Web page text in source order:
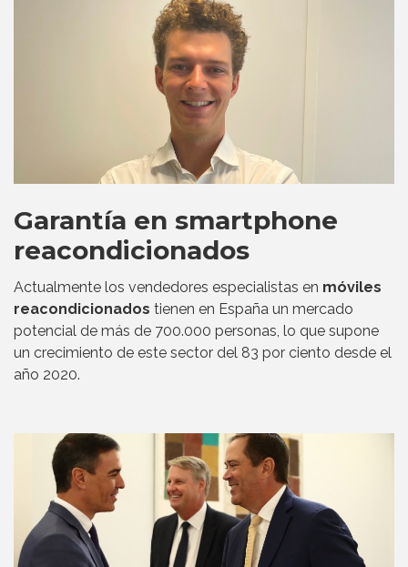
Garantía en smartphone
reacondicionados
Actualmente los vendedores especialistas en móviles
reacondicionados tienen en España un mercado
potencial de más de 700.000 personas, lo que supone
un crecimiento de este sector del 83 por ciento desde el
año 2020.